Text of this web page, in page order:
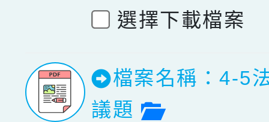
選擇下載檔案
檔案名稱：4-5
議題
檔案預覽